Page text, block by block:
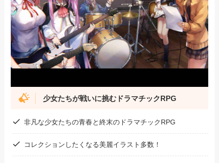
少女たちが戦いに挑むドラマチックRPG
非凡な少女たちの青春と終末のドラマチックRPG
コレクションしたくなる美麗イラスト多数！